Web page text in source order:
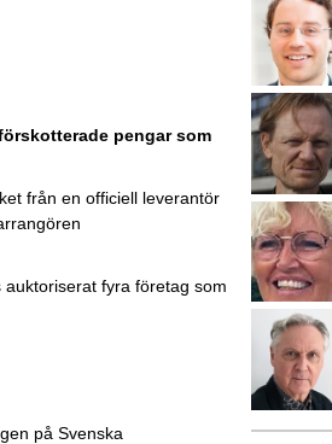
pengar som
från en officiell leverantör
fyra företag som
på Svenska